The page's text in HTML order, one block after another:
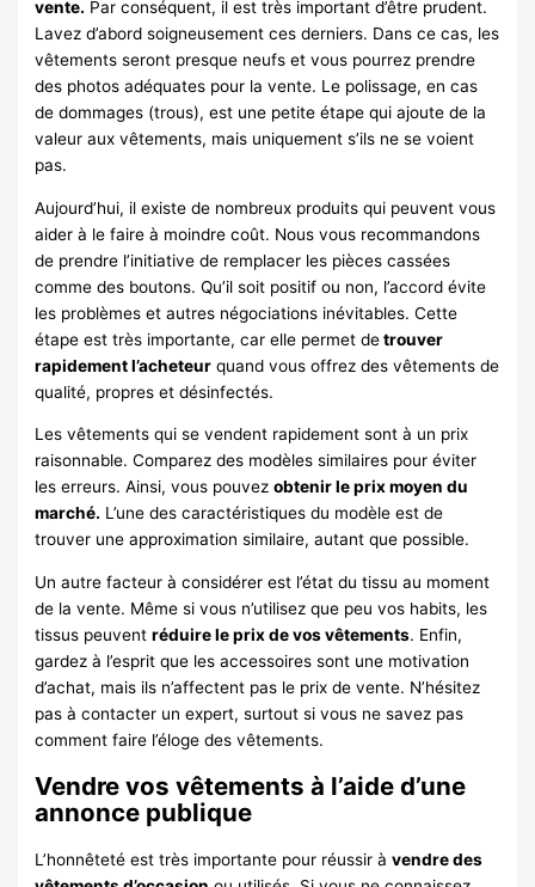
vente. Par conséquent, il est très important d’être prudent.
Lavez d’abord soigneusement ces derniers. Dans ce cas, les
vêtements seront presque neufs et vous pourrez prendre
des photos adéquates pour la vente. Le polissage, en cas
de dommages (trous), est une petite étape qui ajoute de la
valeur aux vêtements, mais uniquement s’ils ne se voient
pas.
Aujourd’hui, il existe de nombreux produits qui peuvent vous
aider à le faire à moindre coût. Nous vous recommandons
de prendre l’initiative de remplacer les pièces cassées
comme des boutons. Qu’il soit positif ou non, l’accord évite
les problèmes et autres négociations inévitables. Cette
étape est très importante, car elle permet detrouver
rapidement l’acheteur quand vous offrez des vêtements de
qualité, propres et désinfectés.
Les vêtements qui se vendent rapidement sont à un prix
raisonnable. Comparez des modèles similaires pour éviter
les erreurs. Ainsi, vous pouvezobtenir le prix moyen du
marché. L’une des caractéristiques du modèle est de
trouver une approximation similaire, autant que possible.
Un autre facteur à considérer est l’état du tissu au moment
de la vente. Même si vous n’utilisez que peu vos habits, les
tissus peuventréduire le prix de vos vêtements. Enfin,
gardez à l’esprit que les accessoires sont une motivation
d’achat, mais ils n’affectent pas le prix de vente. N’hésitez
pas à contacter un expert, surtout si vous ne savez pas
comment faire l’éloge des vêtements.
Vendre vos vêtements à l’aide d’une
annonce publique
L’honnêteté est très importante pour réussir àvendre des